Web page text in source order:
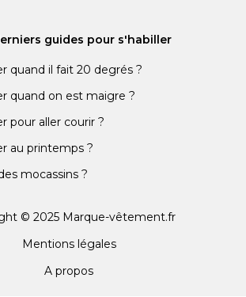
guides pour s'habiller
quand il fait 20 degrés ?
quand on est maigre ?
pour aller courir ?
au printemps ?
mocassins ?
© 2025 Marque-vêtement.fr
Mentions légales
A propos